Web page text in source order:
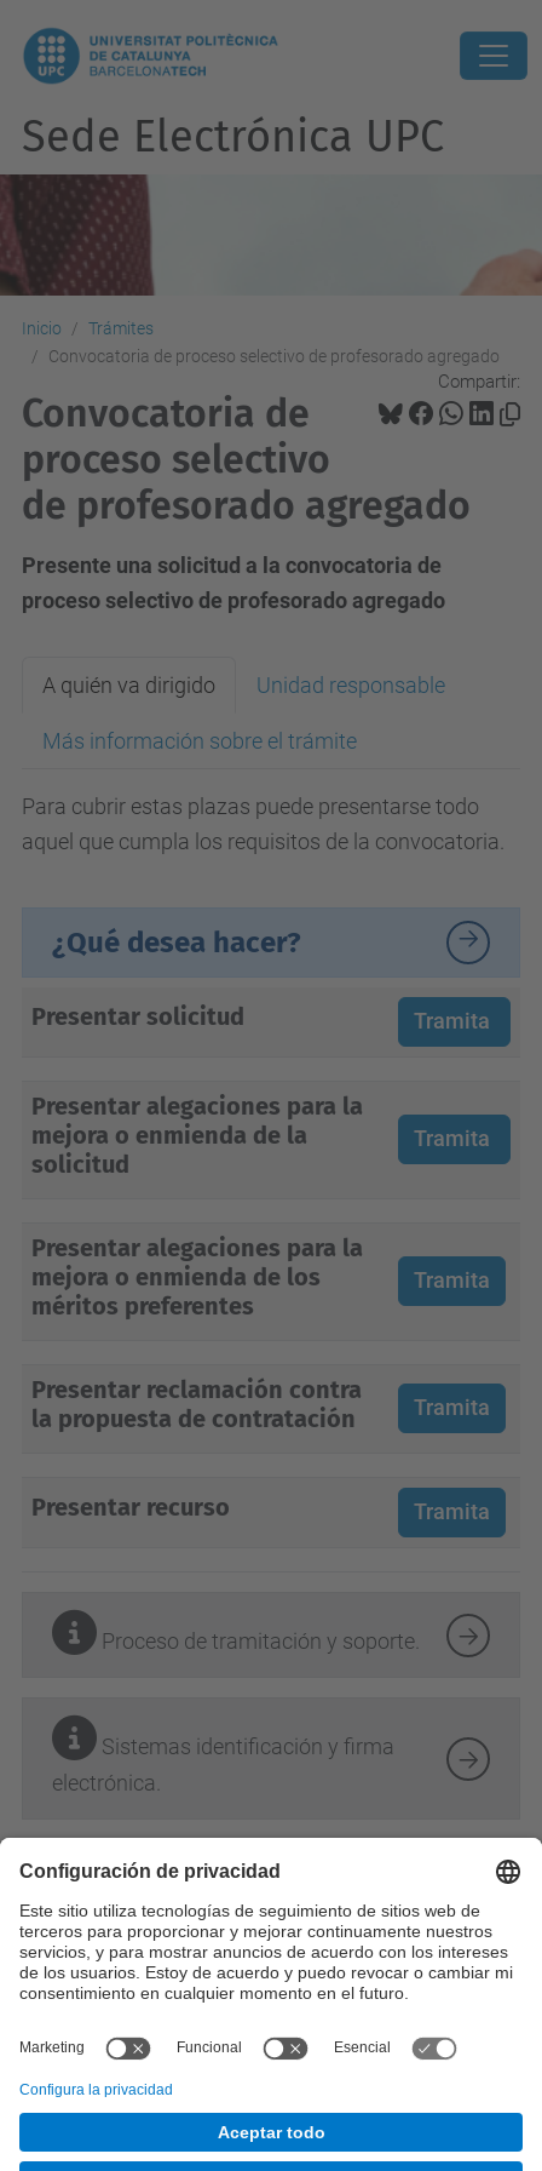
Sede Electrónica UPC
Inicio
Trámites
Convocatoria de proceso selectivo de profesorado agregado
Compartir:
Convocatoria de
proceso selectivo
de profesorado agregado
Presente una solicitud a la convocatoria de
proceso selectivo de profesorado agregado
A quién va dirigido Unidad responsable
Más información sobre el trámite
Para cubrir estas plazas puede presentarse todo
aquel que cumpla los requisitos de la convocatoria.
¿Qué desea hacer?
Presentar solicitud Tramita
Presentar alegaciones para la
mejora o enmienda de la
solicitud
Tramita
Presentar alegaciones para la
mejora o enmienda de los
méritos preferentes
Tramita
Presentar reclamación contra
la propuesta de contratación
Tramita
Presentar recurso Tramita
Proceso de tramitación y soporte.
Sistemas identificación y firma
electrónica.
Perfil: PDI
Ámbito: personal
Categoría: recursos
© UPC